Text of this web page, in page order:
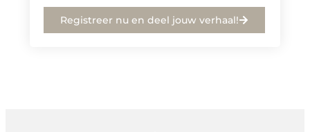
Registreer nu en deel jouw verhaal!